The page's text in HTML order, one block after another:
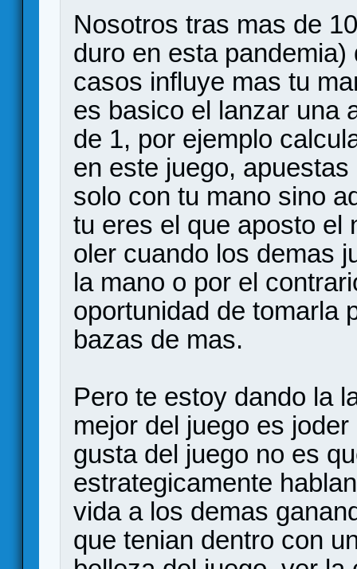
Nosotros tras mas de
duro en esta
casos influye mas tu
es basico el lanzar una
de 1, por ejemplo
en este juego,
solo con tu mano sino
tu eres el que aposto el
oler cuando los demas
la mano o por el
oportunidad de tomarla
bazas de mas.
Pero te estoy dando la
mejor del juego es
gusta del juego no es
estrategicamente
vida a los demas
que tenian dentro con